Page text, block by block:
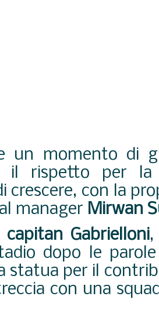
un momento di
il rispetto per
crescere, con la
manager Mirwan
capitan Gabrielloni,
dopo le parole
statua per il
con una